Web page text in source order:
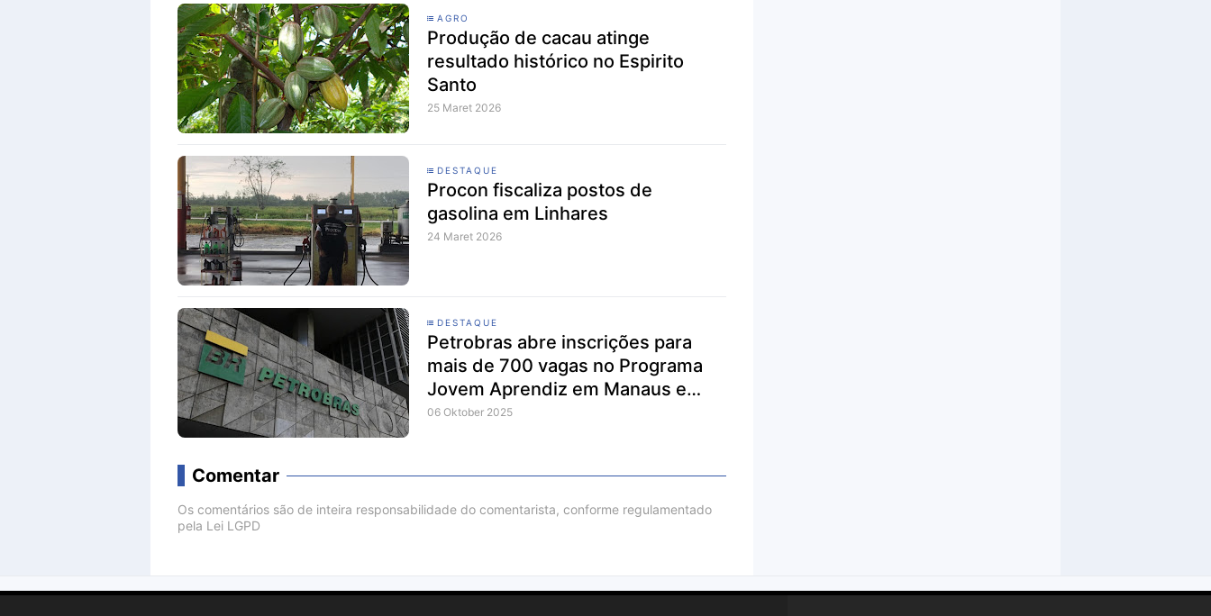
AGRO
Produção de cacau atinge
resultado histórico no Espirito
Santo
25 Maret 2026
DESTAQUE
Procon fiscaliza postos de
gasolina em Linhares
24 Maret 2026
DESTAQUE
Petrobras abre inscrições para
mais de 700 vagas no Programa
Jovem Aprendiz em Manaus e
outras cidades
06 Oktober 2025
Comentar
Os comentários são de inteira responsabilidade do comentarista, conforme regulamentado
pela Lei LGPD